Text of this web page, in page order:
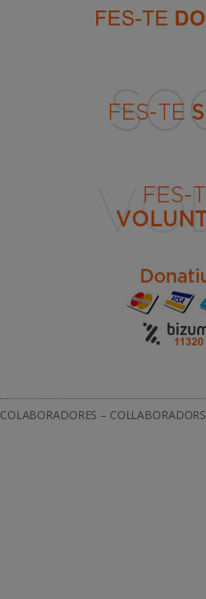
COLABORADORES – COL·LABORADORS